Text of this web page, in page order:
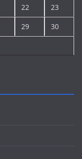
22 23
29 30